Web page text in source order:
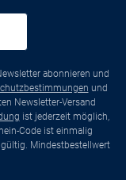
abonnieren und
und
Newsletter-Versand
ist jederzeit möglich,
Code ist einmalig
Mindestbestellwert